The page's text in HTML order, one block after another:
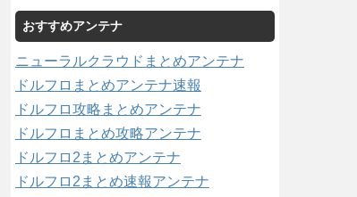
おすすめアンテナ
ニューラルクラウドまとめアンテナ
ドルフロまとめアンテナ速報
ドルフロ攻略まとめアンテナ
ドルフロまとめ攻略アンテナ
ドルフロ2まとめアンテナ
ドルフロ2まとめ速報アンテナ